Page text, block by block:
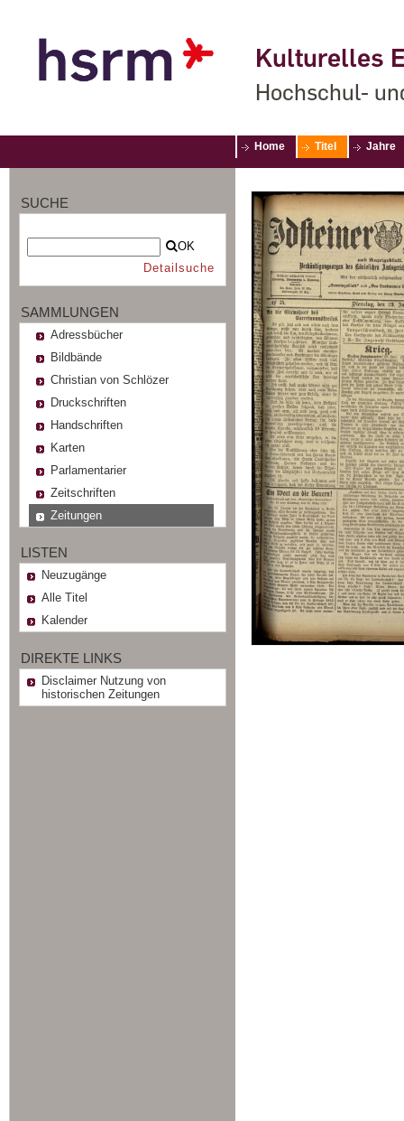
Kulturelles
Hochschul-
Home Titel Jahre
SUCHE
OK
Detailsuche
SAMMLUNGEN
Adressbücher
Bildbände
Christian von Schlözer
Druckschriften
Handschriften
Karten
Parlamentarier
Zeitschriften
Zeitungen
LISTEN
Neuzugänge
Alle Titel
Kalender
DIREKTE LINKS
Disclaimer Nutzung von
historischen Zeitungen